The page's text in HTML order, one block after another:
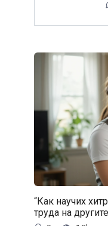
“Как научих
труда на